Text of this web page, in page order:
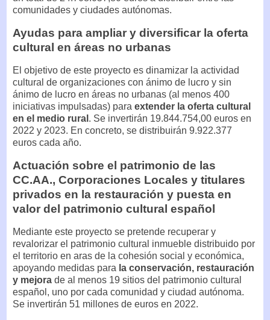
comunidades y ciudades autónomas.
Ayudas para ampliar y diversificar la oferta
cultural en áreas no urbanas
El objetivo de este proyecto es dinamizar la actividad
cultural de organizaciones con ánimo de lucro y sin
ánimo de lucro en áreas no urbanas (al menos 400
iniciativas impulsadas) para extender la oferta cultural
en el medio rural . Se invertirán 19.844.754,00 euros en
2022 y 2023. En concreto, se distribuirán 9.922.377
euros cada año.
Actuación sobre el patrimonio de las
CC.AA., Corporaciones Locales y titulares
privados en la restauración y puesta en
valor del patrimonio cultural español
Mediante este proyecto se pretende recuperar y
revalorizar el patrimonio cultural inmueble distribuido por
el territorio en aras de la cohesión social y económica,
apoyando medidas para la conservación, restauración
y mejora de al menos 19 sitios del patrimonio cultural
español, uno por cada comunidad y ciudad autónoma.
Se invertirán 51 millones de euros en 2022.